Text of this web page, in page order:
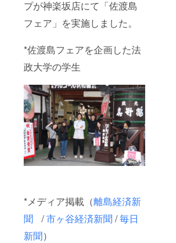
プが神楽坂店にて「佐渡島
フェア」を実施しました。
*佐渡島フェアを企画した法
政大学の学生
*メディア掲載（離島経済新
聞
/市ヶ谷経済新聞/毎日
新聞）